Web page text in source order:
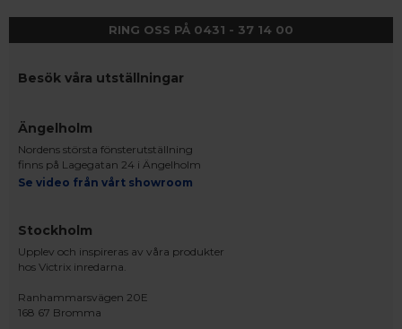
RING OSS PÅ 0431 - 37 14 00
Besök våra utställningar
Ängelholm
Nordens största fönsterutställning
finns på Lagegatan 24 i Ängelholm
Se video från vårt showroom
Stockholm
Upplev och inspireras av våra produkter
hos Victrix inredarna.
Ranhammarsvägen 20E
168 67 Bromma